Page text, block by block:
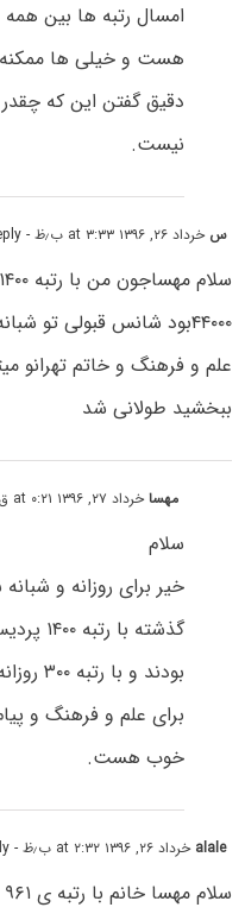
امسال رتبه ها بین
هست و خیلی ها ممکنه
دقیق گفتن این که
نیست.
س خرداد ۲۶, ۱۳۹۶ at ۳:۳۳ ب٫ظ - Reply
۴۴۰۰۰بود شانس قبولی تو
علم و فرهنگ و خاتم تهرانو
ببخشید طولانی شد
مهساخرداد ۲۷, ۱۳۹۶ at ۰:۲۱ ق٫ظ
سلام
خیر برای روزانه و
گذشته
بودند و با رتبه ۳۰۰ روزانه ارومیه.
برای علم و فرهنگ و
خوب هست.
alale خرداد ۲۶, ۱۳۹۶ at ۲:۳۲ ب٫ظ - Reply